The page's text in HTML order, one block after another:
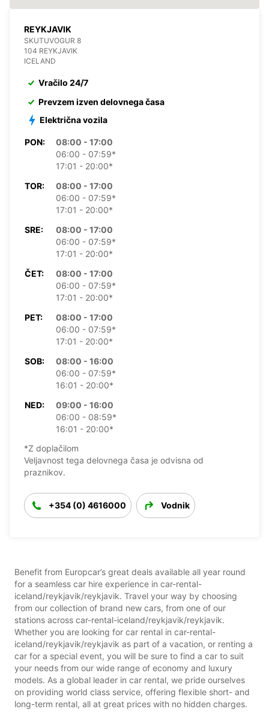
REYKJAVIK
SKUTUVOGUR 8
104 REYKJAVIK
ICELAND
Vračilo 24/7
Prevzem izven delovnega časa
Električna vozila
PON:
08:00 - 17:00
06:00 - 07:59*
17:01 - 20:00*
TOR:
08:00 - 17:00
06:00 - 07:59*
17:01 - 20:00*
SRE:
08:00 - 17:00
06:00 - 07:59*
17:01 - 20:00*
ČET:
08:00 - 17:00
06:00 - 07:59*
17:01 - 20:00*
PET:
08:00 - 17:00
06:00 - 07:59*
17:01 - 20:00*
SOB:
08:00 - 16:00
06:00 - 07:59*
16:01 - 20:00*
NED:
09:00 - 16:00
06:00 - 08:59*
16:01 - 20:00*
*Z doplačilom
Veljavnost tega delovnega časa je odvisna od
praznikov.
+354 (0) 4616000 Vodnik
Benefit from Europcar’s great deals available all year round
for a seamless car hire experience in car-rental-
iceland/reykjavik/reykjavik. Travel your way by choosing
from our collection of brand new cars, from one of our
stations across car-rental-iceland/reykjavik/reykjavik.
Whether you are looking for car rental in car-rental-
iceland/reykjavik/reykjavik as part of a vacation, or renting a
car for a special event, you will be sure to find a car to suit
your needs from our wide range of economy and luxury
models. As a global leader in car rental, we pride ourselves
on providing world class service, offering flexible short- and
long-term rental, all at great prices with no hidden charges.